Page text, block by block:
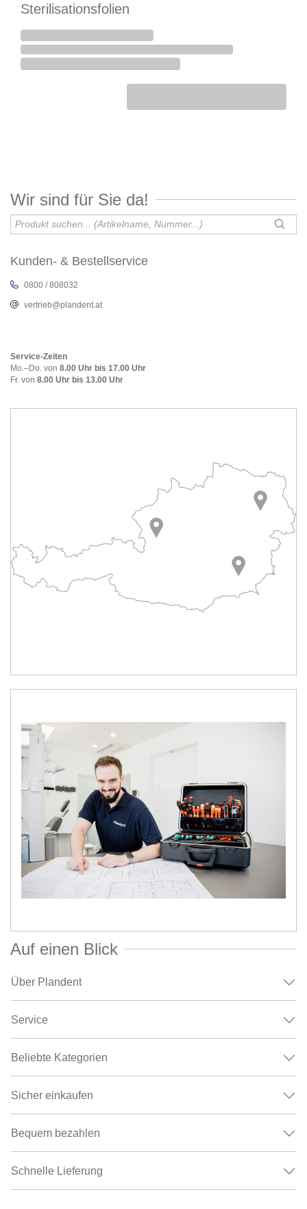
Sterilisationsfolien
Wir sind für Sie da!
Kunden- & Bestellservice
0800 / 808032
vertrieb@plandent.at
Service-Zeiten
Mo.–Do. von 8.00 Uhr bis 17.00 Uhr
Fr. von 8.00 Uhr bis 13.00 Uhr
Auf einen Blick
Über Plandent
Service
Beliebte Kategorien
Sicher einkaufen
Bequem bezahlen
Schnelle Lieferung